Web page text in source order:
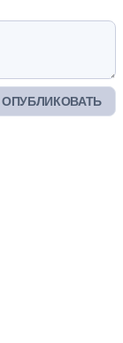
ОПУБЛИКОВАТЬ